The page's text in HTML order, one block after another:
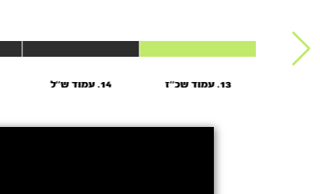
13. עמוד שכ''ז 14. עמוד ש''ל